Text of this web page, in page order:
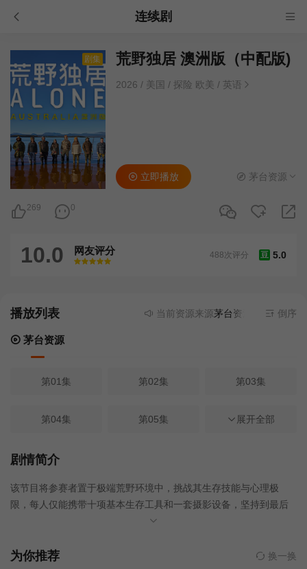
连续剧
剧集 荒野独居 澳洲版（中配版)
2026 / 美国 / 探险 欧美 / 英语
269 0
立即播放 茅台资源
10.0 网友评分
很差
较差还行推荐力荐
豆 5.0
488次评分
播放列表 当前资源来源茅台资源 - 无需安装任
倒序
茅台资源
第01集 第02集 第03集
第04集 第05集 第06集
第07集
第10集 第11集 第12集
展开全部
剧情简介
该节目将参赛者置于极端荒野环境中，挑战其生存技能与心理极
限，每人仅能携带十项基本生存工具和一套摄影设备，坚持到最后
为你推荐 换一换